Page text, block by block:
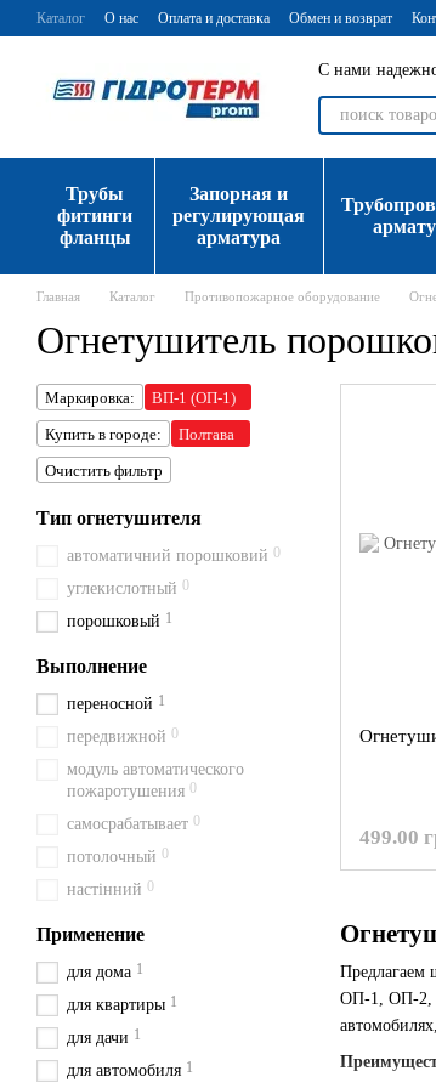
Перейти к основному контенту
Каталог О нас Оплата и доставка Обмен и возврат
С нами
Трубы
фитинги
фланцы
Запорная и
регулирующая
арматура
Главная Каталог Противопожарное оборудование
Огнетушитель
Предлагаем
ОП-1, ОП-2,
499.00
Маркировка:
ВП-1 (ОП-1)
Купить в городе:
Полтава
Очистить фильтр
Тип огнетушителя
автоматичний порошковий 0
углекислотный 0
порошковый 1
Выполнение
переносной 1
передвижной 0
модуль автоматического
пожаротушения 0
самосрабатывает 0
потолочный 0
настінний 0
Применение
для дома 1
для квартиры 1
для дачи 1
для автомобиля 1